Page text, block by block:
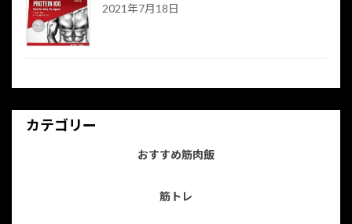
2021年7月18日
カテゴリー
おすすめ筋肉飯
筋トレ